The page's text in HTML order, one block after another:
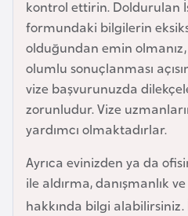
kontrol ettirin. Doldurulan
formundaki bilgilerin
olduğundan emin
olumlu sonuçlanması
vize başvurunuzda
zorunludur. Vize
yardımcı olmaktadırlar.
Ayrıca evinizden ya da
ile aldırma, danışmanlık
hakkında bilgi alabilirsiniz.
r
s
e
k
B
u
l
g
a